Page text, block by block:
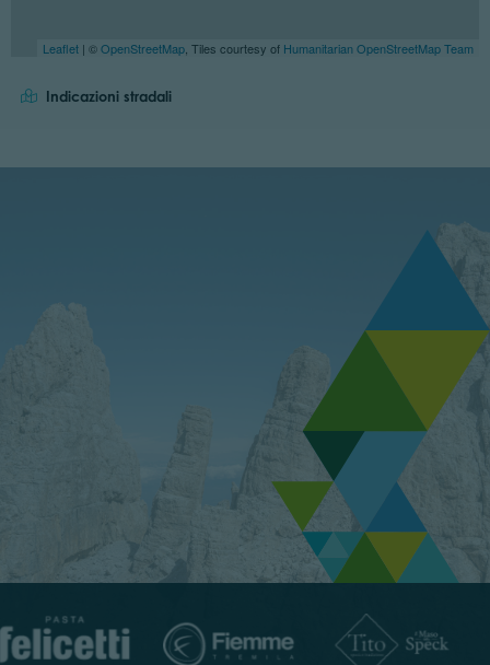
Leaflet | ©OpenStreetMap , Tiles courtesy of Humanitarian OpenStreetMap Team
Indicazioni stradali